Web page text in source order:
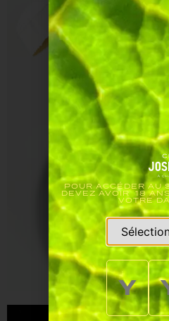
POUR ACCÉDER AU
DEVEZ AVOIR 18
VOTRE